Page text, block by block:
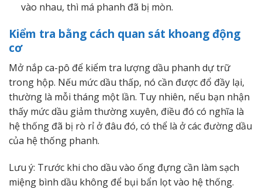
vào nhau, thì má phanh đã bị mòn.
Kiểm tra bằng cách quan sát khoang động
cơ
Mở nắp ca-pô để kiểm tra lượng dầu phanh dự trữ
trong hộp. Nếu mức dầu thấp, nó cần được đổ đầy lại,
thường là mỗi tháng một lần. Tuy nhiên, nếu bạn nhận
thấy mức dầu giảm thường xuyên, điều đó có nghĩa là
hệ thống đã bị rò rỉ ở đâu đó, có thể là ở các đường dầu
của hệ thống phanh.
Lưu ý: Trước khi cho dầu vào ống đựng cần làm sạch
miệng bình dầu không để bụi bẩn lọt vào hệ thống.